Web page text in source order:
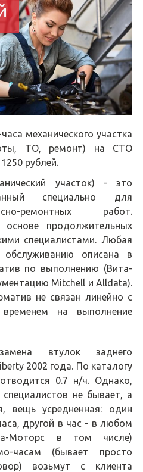
механического участка
ТО, ремонт) на СТО
рублей.
участок) - это
специально для
ремонтных работ.
продолжительных
специалистами. Любая
описана в
по выполнению (Вита-
Mitchell и Alldata).
не связан линейно с
на выполнение
втулок заднего
2002 года. По каталогу
0.7 н/ч. Однако,
не бывает, а
вещь усредненная: один
другой в час - в любом
Моторс в том числе)
часам (бывает просто
возьмут с клиента